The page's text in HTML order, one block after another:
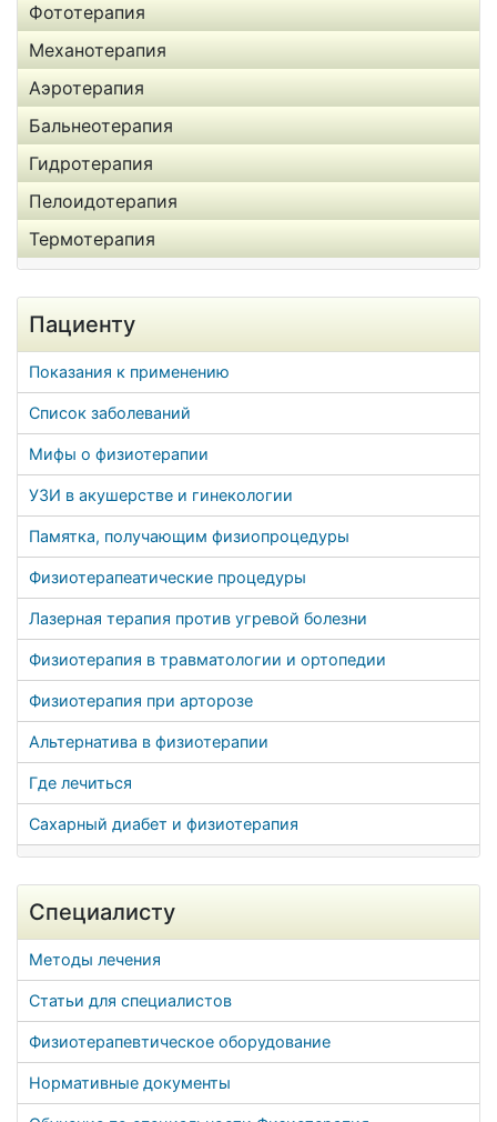
Фототерапия
Механотерапия
Аэротерапия
Бальнеотерапия
Гидротерапия
Пелоидотерапия
Термотерапия
Пациенту
Показания к применению
Список заболеваний
Мифы о физиотерапии
УЗИ в акушерстве и гинекологии
Памятка, получающим физиопроцедуры
Физиотерапеатические процедуры
Лазерная терапия против угревой болезни
Физиотерапия в травматологии и ортопедии
Физиотерапия при арторозе
Альтернатива в физиотерапии
Где лечиться
Сахарный диабет и физиотерапия
Специалисту
Методы лечения
Статьи для специалистов
Физиотерапевтическое оборудование
Нормативные документы